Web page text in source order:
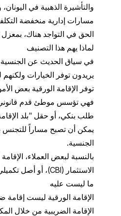
والتأشيرة الذهبية في
مسارات إدارية منخفضة
الحق في التواجد هناك، بمعزل
لماذا يهم هذا التصنيف
في سياق الحديث عن الجنسية،
يريدون توفر الخيارات
توفر الإقامة الورقية بعض
فهي تؤسس موطئ قدم قانوني
طلب بنكي، أو حقل "بلد
يمكن أن تصبح مساراً للتجنس
الجنسية.
بالنسبة لبعض العملاء،
الاستثمار (CBI)، أو أصل تكميلي يتم الاحتفاظ به إلى جانب جنسية ثانية.
ما ليست عليه
الإقامة الورقية ليست إقامة
الإقامة الضريبية من خلال